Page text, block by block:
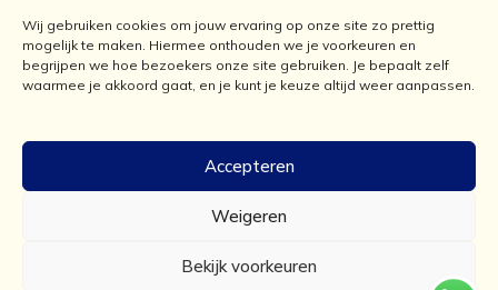
Wij gebruiken cookies om jouw ervaring op onze site zo prettig
mogelijk te maken. Hiermee onthouden we je voorkeuren en
begrijpen we hoe bezoekers onze site gebruiken. Je bepaalt zelf
waarmee je akkoord gaat, en je kunt je keuze altijd weer aanpassen.
Accepteren
Weigeren
Bekijk voorkeuren